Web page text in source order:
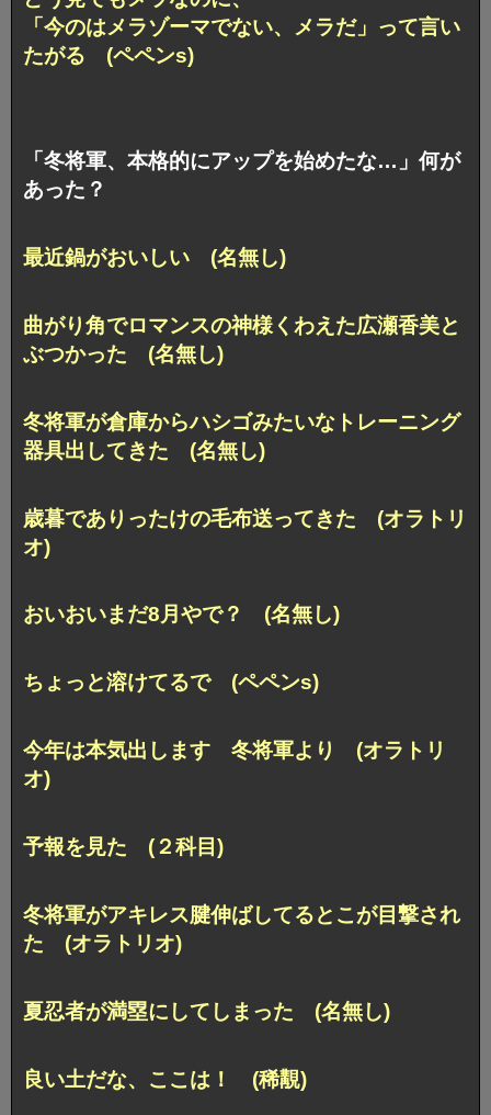
「今のはメラゾーマでない、メラだ」って言い
たがる (ペペンs)
「冬将軍、本格的にアップを始めたな…」何が
あった？
最近鍋がおいしい (名無し)
曲がり角でロマンスの神様くわえた広瀬香美と
ぶつかった (名無し)
冬将軍が倉庫からハシゴみたいなトレーニング
器具出してきた (名無し)
歳暮でありったけの毛布送ってきた (オラトリ
オ)
おいおいまだ8月やで？ (名無し)
ちょっと溶けてるで (ペペンs)
今年は本気出します 冬将軍より (オラトリ
オ)
予報を見た (２科目)
冬将軍がアキレス腱伸ばしてるとこが目撃され
た (オラトリオ)
夏忍者が満塁にしてしまった (名無し)
良い土だな、ここは！ (稀覯)